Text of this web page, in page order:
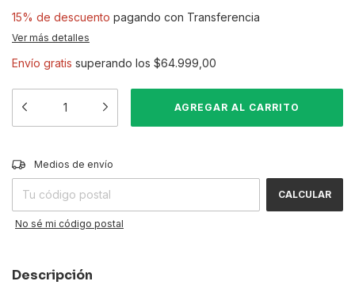
15% de descuento pagando con Transferencia
Ver más detalles
Envío gratis superando los $64.999,00
Entregas para el CP:
Medios de envío
CALCULAR
No sé mi código postal
Descripción